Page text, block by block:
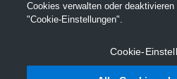
Cookies verwalten oder
"Cookie-Einstellungen".
Cookie-